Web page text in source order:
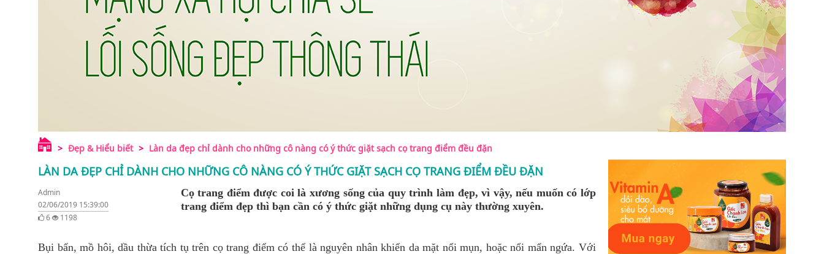
Đẹp & Hiểu biết Làn da đẹp chỉ dành cho những cô nàng có ý thức giặt sạch cọ trang điểm đều đặn
LÀN DA ĐẸP CHỈ DÀNH CHO NHỮNG CÔ NÀNG CÓ Ý THỨC GIẶT SẠCH CỌ TRANG ĐIỂM ĐỀU ĐẶN
Admin
02/06/2019 15:39:00
6
1198
Cọ trang điểm được coi là xương sống của quy trình làm đẹp, vì vậy, nếu muốn có lớp
trang điểm đẹp thì bạn cần có ý thức giặt những dụng cụ này thường xuyên.
Bụi bẩn, mồ hôi, dầu thừa tích tụ trên cọ trang điểm có thể là nguyên nhân khiến da mặt nổi mụn, hoặc nổi mẩn ngứa. Với